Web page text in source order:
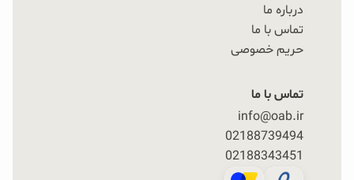
درباره ما
تماس با ما
حریم خصوصی
تماس با ما
info@oab.ir
02188739494
02188343451